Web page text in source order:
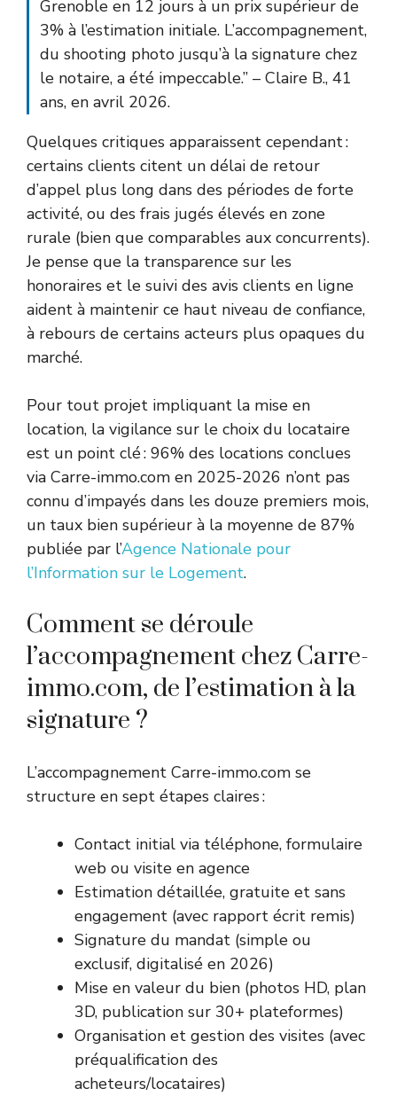
Grenoble en 12 jours à un prix supérieur de
3% à l’estimation initiale. L’accompagnement,
du shooting photo jusqu’à la signature chez
le notaire, a été impeccable.” – Claire B., 41
ans, en avril 2026.
Quelques critiques apparaissent cependant :
certains clients citent un délai de retour
d’appel plus long dans des périodes de forte
activité, ou des frais jugés élevés en zone
rurale (bien que comparables aux concurrents).
Je pense que la transparence sur les
honoraires et le suivi des avis clients en ligne
aident à maintenir ce haut niveau de confiance,
à rebours de certains acteurs plus opaques du
marché.
Pour tout projet impliquant la mise en
location, la vigilance sur le choix du locataire
est un point clé : 96% des locations conclues
via Carre-immo.com en 2025-2026 n’ont pas
connu d’impayés dans les douze premiers mois,
un taux bien supérieur à la moyenne de 87%
publiée par l’Agence Nationale pour
l’Information sur le Logement.
Comment se déroule
l’accompagnement chez Carre-
immo.com, de l’estimation à la
signature ?
L’accompagnement Carre-immo.com se
structure en sept étapes claires :
Contact initial via téléphone, formulaire
web ou visite en agence
Estimation détaillée, gratuite et sans
engagement (avec rapport écrit remis)
Signature du mandat (simple ou
exclusif, digitalisé en 2026)
Mise en valeur du bien (photos HD, plan
3D, publication sur 30+ plateformes)
Organisation et gestion des visites (avec
préqualification des
acheteurs/locataires)